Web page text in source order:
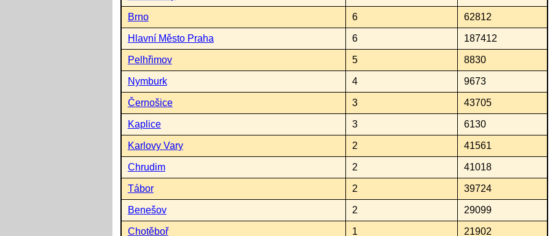
Brno 6 62812
Hlavní Město Praha 6 187412
Pelhřimov 5 8830
Nymburk 4 9673
Černošice 3 43705
Kaplice 3 6130
Karlovy Vary 2 41561
Chrudim 2 41018
Tábor 2 39724
Benešov 2 29099
Chotěboř 1 21902